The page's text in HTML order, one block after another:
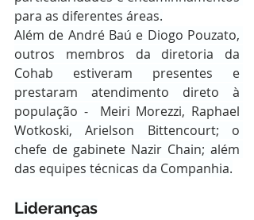
para as diferentes áreas.
Além de André Baú e Diogo Pouzato,
outros membros da diretoria da
Cohab estiveram presentes e
prestaram atendimento direto à
população -  Meiri Morezzi, Raphael
Wotkoski, Arielson Bittencourt; o
chefe de gabinete Nazir Chain; além
das equipes técnicas da Companhia.
Lideranças